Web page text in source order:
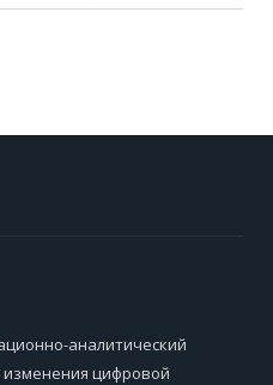
аналитический
цифровой